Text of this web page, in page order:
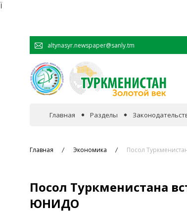
Ï
altynasyr.newspaper@sanly.tm
Главная Разделы
Главная Экономика Посол
Посол Туркменистана
ЮНИДО